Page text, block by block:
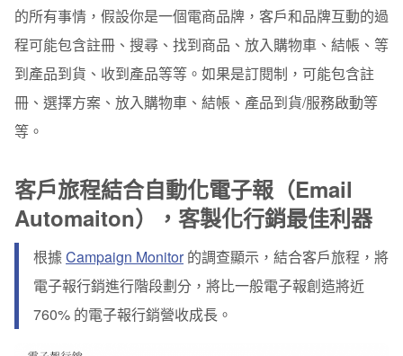
的所有事情，假設你是一個電商品牌，客戶和品牌互動的過
程可能包含註冊、搜尋、找到商品、放入購物車、結帳、等
到產品到貨、收到產品等等。如果是訂閱制，可能包含註
冊、選擇方案、放入購物車、結帳、產品到貨/服務啟動等
等。
客戶旅程結合自動化電子報（Email
Automaiton），客製化行銷最佳利器
根據 Campaign Monitor 的調查顯示，結合客戶旅程，將
電子報行銷進行階段劃分，將比一般電子報創造將近
760% 的電子報行銷營收成長。